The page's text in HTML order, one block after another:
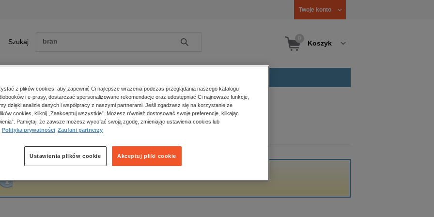
Twoje konto
Szukaj Szukaj Koszyk
Zobacz wszystkie E-prasa
polityka, społeczno-informacyjne
psychologiczne
popularno-naukowe
historia
główna Agnieszka Suchy
Suchy
z plików cookies, aby zapewnić Ci najlepsze wrażenia podczas przeglądania naszego katalogu
i e-prasy, dostarczać spersonalizowane rekomendacje oraz udostępniać Ci najnowsze funkcje,
dzięki analizie danych i współpracy z naszymi partnerami. Jeśli zgadzasz się na korzystanie ze
cookies, kliknij „Zaakceptuj wszystkie”. Możesz również dostosować swoje preferencje, klikając
Pamiętaj, że zawsze możesz wycofać swoją zgodę, zmieniając ustawienia cookies lub
Polityka prywatności Zaufani partnerzy
Akceptuj pliki cookie
Ustawienia plików cookie